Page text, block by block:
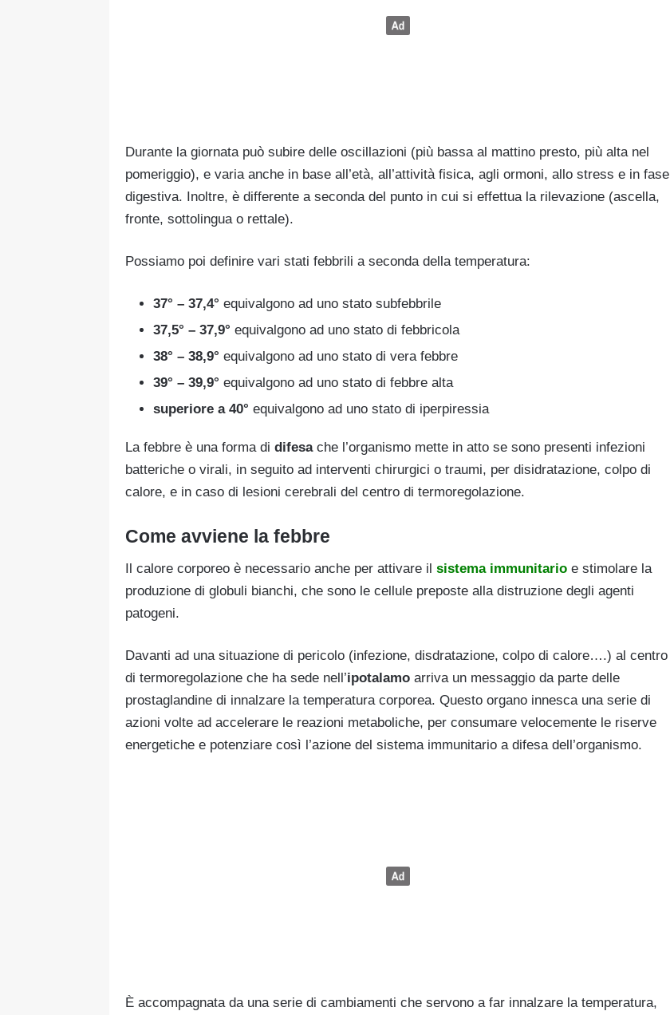
Durante la giornata può subire delle oscillazioni (più bassa al mattino presto, più alta nel
pomeriggio), e varia anche in base all’età, all’attività fisica, agli ormoni, allo stress e in fase
digestiva. Inoltre, è differente a seconda del punto in cui si effettua la rilevazione (ascella,
fronte, sottolingua o rettale).
Possiamo poi definire vari stati febbrili a seconda della temperatura:
37° – 37,4° equivalgono ad uno stato subfebbrile
37,5° – 37,9° equivalgono ad uno stato di febbricola
38° – 38,9° equivalgono ad uno stato di vera febbre
39° – 39,9° equivalgono ad uno stato di febbre alta
superiore a 40° equivalgono ad uno stato di iperpiressia
La febbre è una forma di difesache l’organismo mette in atto se sono presenti infezioni
batteriche o virali, in seguito ad interventi chirurgici o traumi, per disidratazione, colpo di
calore, e in caso di lesioni cerebrali del centro di termoregolazione.
Come avviene la febbre
Il calore corporeo è necessario anche per attivare il sistema immunitario e stimolare la
produzione di globuli bianchi, che sono le cellule preposte alla distruzione degli agenti
patogeni.
Davanti ad una situazione di pericolo (infezione, disdratazione, colpo di calore….) al centro
di termoregolazione che ha sede nell’ipotalamo arriva un messaggio da parte delle
prostaglandine di innalzare la temperatura corporea. Questo organo innesca una serie di
azioni volte ad accelerare le reazioni metaboliche, per consumare velocemente le riserve
energetiche e potenziare così l’azione del sistema immunitario a difesa dell’organismo.
È accompagnata da una serie di cambiamenti che servono a far innalzare la temperatura,